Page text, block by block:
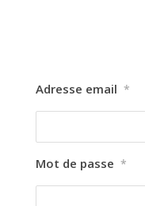
Adresse email *
Mot de passe *